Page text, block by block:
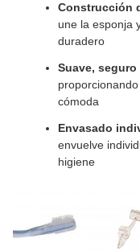
Construcción
une la esponja
duradero
Suave,
cómoda
Envasado
envuelve
higiene